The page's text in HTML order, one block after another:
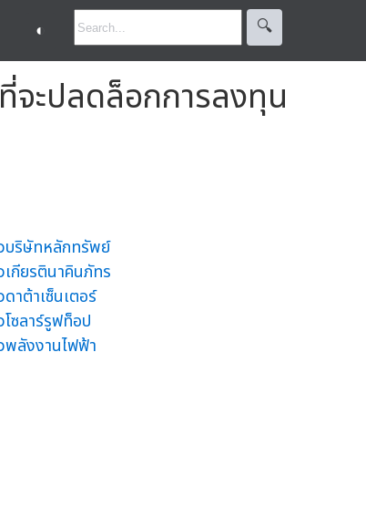
◐ 🔍︎
ะปลดล็อกการลงทุน
บริษัทหลักทรัพย์
เกียรตินาคินภัทร
ดาต้าเซ็นเตอร์
โซลาร์รูฟท็อป
พลังงานไฟฟ้า